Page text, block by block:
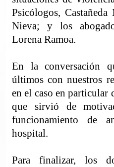
Psicólogos,
Nieva; y los
Lorena Ramoa.
En la conversación
últimos con nuestros
en el caso en
que sirvió de
funcionamiento de
hospital.
Para finalizar, los